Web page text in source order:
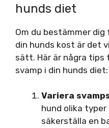
hunds diet
Om du bestämmer
din hunds kost är det
sätt. Här är några
svamp i din hunds diet:
Variera
hund olika
säkerställa en